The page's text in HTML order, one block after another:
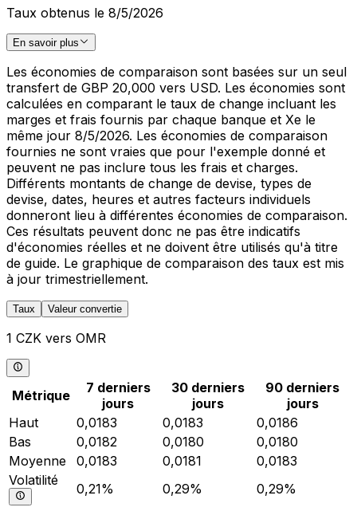
Taux obtenus le 8/5/2026
En savoir plus
Les économies de comparaison sont basées sur un seul
transfert de GBP 20,000 vers USD. Les économies sont
calculées en comparant le taux de change incluant les
marges et frais fournis par chaque banque et Xe le
même jour 8/5/2026. Les économies de comparaison
fournies ne sont vraies que pour l'exemple donné et
peuvent ne pas inclure tous les frais et charges.
Différents montants de change de devise, types de
devise, dates, heures et autres facteurs individuels
donneront lieu à différentes économies de comparaison.
Ces résultats peuvent donc ne pas être indicatifs
d'économies réelles et ne doivent être utilisés qu'à titre
de guide. Le graphique de comparaison des taux est mis
à jour trimestriellement.
Taux Valeur convertie
1 CZK vers OMR
Métrique
7 derniers
jours
30 derniers
jours
90 derniers
jours
Haut
0,0183 0,0183
0,0186
Bas
0,0182 0,0180
0,0180
Moyenne
0,0183 0,0181
0,0183
Volatilité
0,21% 0,29% 0,29%